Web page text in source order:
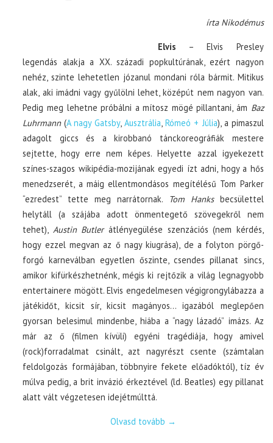
írta Nikodémus
Elvis – Elvis Presley
legendás alakja a XX. századi popkultúrának, ezért nagyon
nehéz, szinte lehetetlen józanul mondani róla bármit. Mitikus
alak, aki imádni vagy gyűlölni lehet, középút nem nagyon van.
Pedig meg lehetne próbálni a mítosz mögé pillantani, ám Baz
Luhrmann(A nagy Gatsby,Ausztrália,Rómeó + Júlia), a pimaszul
adagolt giccs és a kirobbanó tánckoreográfiák mestere
sejtette, hogy erre nem képes. Helyette azzal igyekezett
színes-szagos wikipédia-mozijának egyedi ízt adni, hogy a hős
menedzserét, a máig ellentmondásos megítélésű Tom Parker
“ezredest” tette meg narrátornak.
Tom Hanksbecsülettel
helytáll (a szájába adott önmentegető szövegekről nem
tehet), Austin Butlerátlényegülése szenzációs (nem kérdés,
hogy ezzel megvan az ő nagy kiugrása), de a folyton pörgő-
forgó karneválban egyetlen őszinte, csendes pillanat sincs,
amikor kifürkészhetnénk, mégis ki rejtőzik a világ legnagyobb
entertainere mögött. Elvis engedelmesen végigrongylábazza a
játékidőt, kicsit sír, kicsit magányos… igazából meglepően
gyorsan belesimul mindenbe, hiába a “nagy lázadó” imázs. Az
már az ő (filmen kívüli) egyéni tragédiája, hogy amivel
(rock)forradalmat csinált, azt nagyrészt csente (számtalan
feldolgozás formájában, többnyire fekete előadóktól), tíz év
múlva pedig, a brit invázió érkeztével (ld. Beatles) egy pillanat
alatt vált végzetesen idejétmúlttá.
Olvasd tovább →